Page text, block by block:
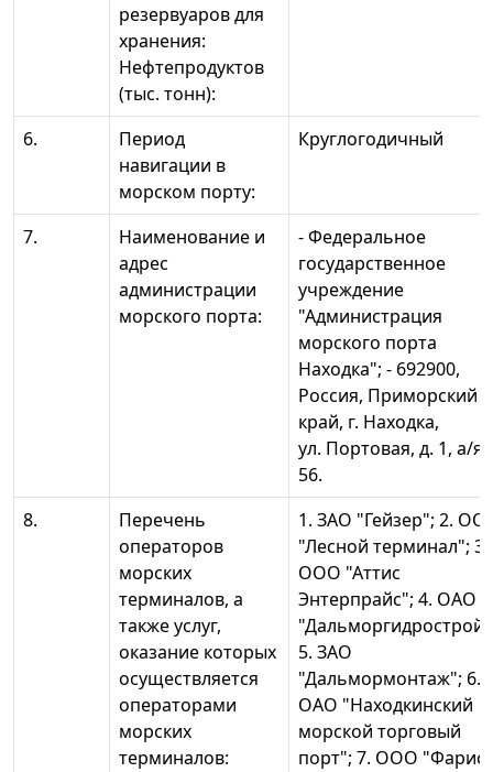
резервуаров для
хранения:
Нефтепродуктов
(тыс. тонн):
6.
Период
навигации в
морском порту:
Круглогодичный
7.
Наименование и
адрес
администрации
морского порта:
- Федеральное
государственное
учреждение
"Администрация
морского порта
Находка"; - 692900,
Россия, Приморский
край, г. Находка,
ул. Портовая, д. 1, а/я
56.
8.
Перечень
операторов
морских
терминалов, а
также услуг,
оказание которых
осуществляется
операторами
морских
терминалов:
1. ЗАО "Гейзер"; 2.
"Лесной терминал"; 3.
ООО "Аттис
Энтерпрайс"; 4. ОАО
5. ЗАО
"Дальмормонтаж"; 6.
ОАО "Находкинский
морской торговый
порт"; 7. ООО "Фарист